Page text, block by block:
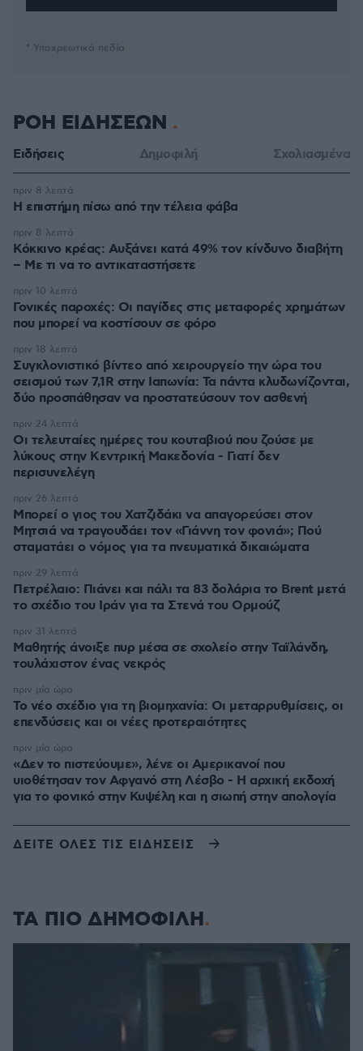
* Υποχρεωτικά πεδία
ΡΟΗ ΕΙΔΗΣΕΩΝ
Ειδήσεις Δημοφιλή Σχολιασμένα
Η επιστήμη πίσω από την τέλεια φάβα
πριν 8 λεπτά
Κόκκινο κρέας: Αυξάνει κατά 49% τον κίνδυνο διαβήτη
– Με τι να το αντικαταστήσετε
πριν 8 λεπτά
Γονικές παροχές: Οι παγίδες στις μεταφορές χρημάτων
που μπορεί να κοστίσουν σε φόρο
πριν 10 λεπτά
Συγκλονιστικό βίντεο από χειρουργείο την ώρα του
σεισμού των 7,1R στην Ιαπωνία: Τα πάντα κλυδωνίζονται,
δύο προσπάθησαν να προστατεύσουν τον ασθενή
πριν 18 λεπτά
Οι τελευταίες ημέρες του κουταβιού που ζούσε με
λύκους στην Κεντρική Μακεδονία - Γιατί δεν
περισυνελέγη
πριν 24 λεπτά
Μπορεί ο γιος του Χατζιδάκι να απαγορεύσει στον
Μητσιά να τραγουδάει τον «Γιάννη τον φονιά»; Πού
σταματάει ο νόμος για τα πνευματικά δικαιώματα
πριν 26 λεπτά
Πετρέλαιο: Πιάνει και πάλι τα 83 δολάρια το Brent μετά
το σχέδιο του Ιράν για τα Στενά του Ορμούζ
πριν 29 λεπτά
Μαθητής άνοιξε πυρ μέσα σε σχολείο στην Ταϊλάνδη,
τουλάχιστον ένας νεκρός
πριν 31 λεπτά
Το νέο σχέδιο για τη βιομηχανία: Οι μεταρρυθμίσεις, οι
επενδύσεις και οι νέες προτεραιότητες
πριν μία ώρα
«Δεν το πιστεύουμε», λένε οι Αμερικανοί που
υιοθέτησαν τον Αφγανό στη Λέσβο - Η αρχική εκδοχή
για το φονικό στην Κυψέλη και η σιωπή στην απολογία
πριν μία ώρα
ΔΕΙΤΕ ΟΛΕΣ ΤΙΣ ΕΙΔΗΣΕΙΣ
ΤΑ ΠΙΟ ΔΗΜΟΦΙΛΗ